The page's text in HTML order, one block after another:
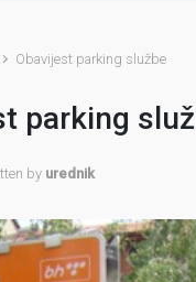
Obavijest parking službe
parking
by urednik